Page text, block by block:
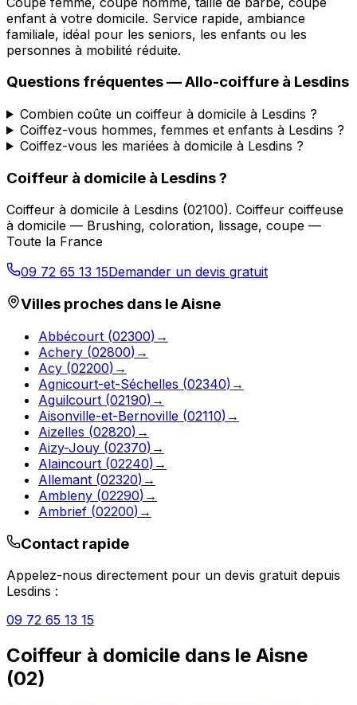
enfant à votre domicile. Service rapide, ambiance
familiale, idéal pour les seniors, les enfants ou les
personnes à mobilité réduite.
Questions fréquentes —Allo-coiffure à Lesdins
Combien coûte un coiffeur à domicile à Lesdins ?
Coiffez-vous hommes, femmes et enfants à Lesdins ?
Coiffez-vous les mariées à domicile à Lesdins ?
Coiffeur à domicile à Lesdins?
Coiffeur à domicile à Lesdins (02100). Coiffeur coiffeuse
à domicile — Brushing, coloration, lissage, coupe —
Toute la France
09 72 65 13 15Demander un devis gratuit
Villes proches dans leAisne
Abbécourt (02300) →
Achery (02800) →
Acy (02200) →
Agnicourt-et-Séchelles (02340) →
Aguilcourt (02190) →
Aisonville-et-Bernoville (02110) →
Aizelles (02820) →
Aizy-Jouy (02370) →
Alaincourt (02240) →
Allemant (02320) →
Ambleny (02290) →
Ambrief (02200) →
Contact rapide
Appelez-nous directement pour un devis gratuit depuis
Lesdins :
09 72 65 13 15
Coiffeur à domicile dans le Aisne
(02)